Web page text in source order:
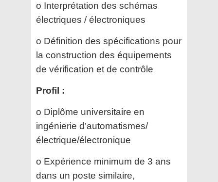
o Interprétation des schémas
électriques / électroniques
o Définition des spécifications pour
la construction des équipements
de vérification et de contrôle
Profil :
o Diplôme universitaire en
ingénierie d’automatismes/
électrique/électronique
o Expérience minimum de 3 ans
dans un poste similaire,